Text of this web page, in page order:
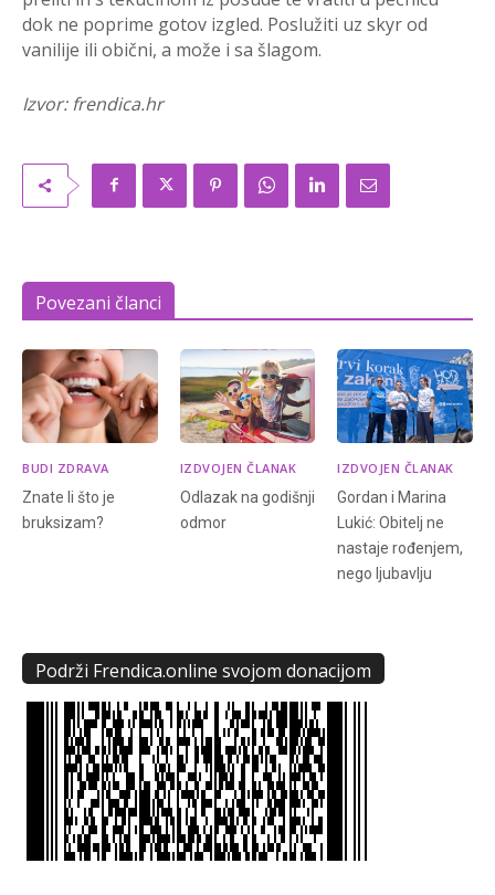
dok ne poprime gotov izgled. Poslužiti uz skyr od
vanilije ili obični, a može i sa šlagom.
Izvor: frendica.hr
Povezani članci
BUDI ZDRAVA
Znate li što je
bruksizam?
IZDVOJEN ČLANAK
Odlazak na godišnji
odmor
IZDVOJEN ČLANAK
Gordan i Marina
Lukić: Obitelj ne
nastaje rođenjem,
nego ljubavlju
Podrži Frendica.online svojom donacijom